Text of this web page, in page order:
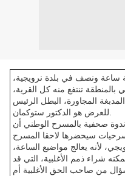
ساعة ونصف في بلدة نرويجية،
بالمنطقة تنتفع منه كل القرية،
المجاورة، البطل الرئيس
صحفية بالمسرح الوطني أن
سيحضرها لاحقا المسرح
لأنه يعالج مواضيع الساعة،
شراء ذمم الأغلبية، التي قد
من صاحب الحق الأغلبية أم